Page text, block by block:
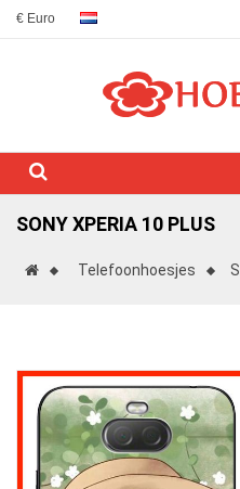
€ Euro
SONY XPERIA 10 PLUS
Telefoonhoesjes